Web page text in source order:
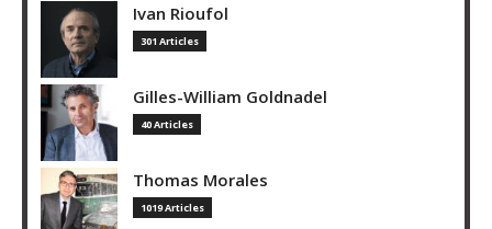
Ivan Rioufol
301 Articles
Gilles-William Goldnadel
40 Articles
Thomas Morales
1019 Articles